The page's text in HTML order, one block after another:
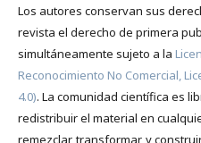
Los autores conservan sus
revista el derecho de primera
simultáneamente sujeto a la
Reconocimiento No Comercial,
4.0). La comunidad científica es
redistribuir el material en